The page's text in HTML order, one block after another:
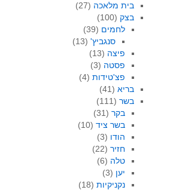
בית מלאכה (27)
בצק(100)
לחמים (39)
סנגביץ'(13)
פיצה (13)
פסטה (3)
פצ'טידות (4)
בריא(41)
בשר(111)
בקר (31)
בשר ציד (10)
הודו (3)
חזיר (22)
טלה (6)
יען (3)
נקניקיות (18)